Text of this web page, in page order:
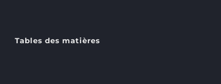
Tables des matières